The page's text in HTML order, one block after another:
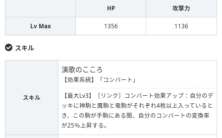
HP 攻撃力
Lv Max 1356 1136
スキル
スキル
演歌のこころ
【効果系統】「コンバート」
【最大Lv3】［リンク］コンバート効果アップ：自分のデ
ッキに神駒と魔駒と竜駒がそれぞれ4枚以上入っていると
き、この駒が手駒にある間、自分のコンバートの変換率
が25％上昇する。